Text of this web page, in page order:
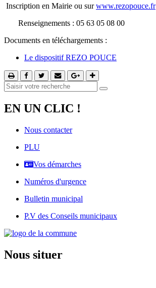
Inscription en Mairie ou surwww.rezopouce.fr
Renseignements : 05 63 05 08 00
Documents en téléchargements :
Le dispositif REZO POUCE
EN UN CLIC !
Nous contacter
PLU
Vos démarches
Numéros d'urgence
Bulletin municipal
P.V des Conseils municipaux
Nous situer